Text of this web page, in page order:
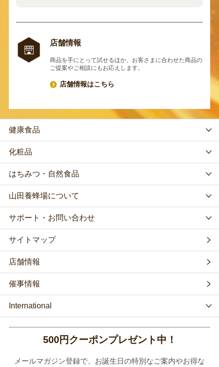
店舗情報
商品を手にとって試せるほか、お客さまに合わせた商品の
ご提案やご相談にもお応えします。
店舗情報はこちら
健康食品
化粧品
はちみつ・自然食品
山田養蜂場について
サポート・お問い合わせ
サイトマップ
店舗情報
催事情報
International
500円クーポンプレゼント中！
メールマガジン登録で、お誕生日の特別なご案内やお得な